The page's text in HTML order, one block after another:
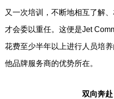
又一次培训，不断地相互了解
才会委以重任。这便是Jet
花费至少半年以上进行人员培
他品牌服务商的优势所在。
双向奔